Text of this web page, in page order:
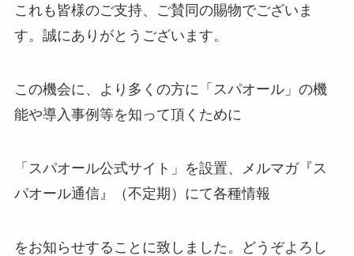
これも皆様のご支持、ご賛同の賜物でございま
す。誠にありがとうございます。
この機会に、より多くの方に「スパオール」の機
能や導入事例等を知って頂くために
「スパオール公式サイト」を設置、メルマガ『ス
パオール通信』（不定期）にて各種情報
をお知らせすることに致しました。どうぞよろし